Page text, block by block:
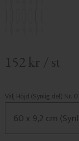
152 kr / st
Välj Höjd (Synlig del) Nr.